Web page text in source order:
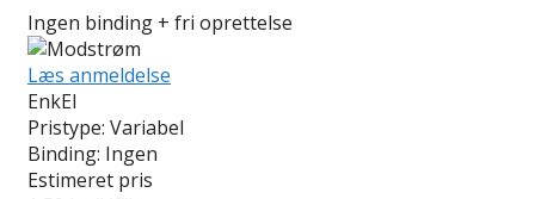
Ingen binding + fri oprettelse
Læs anmeldelse
EnkEl
Pristype: Variabel
Binding: Ingen
Estimeret pris